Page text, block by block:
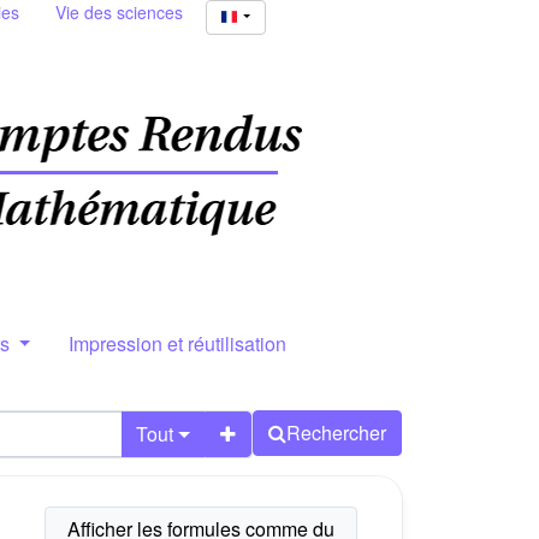
Vie des sciences
Impression et réutilisation
Tout Rechercher